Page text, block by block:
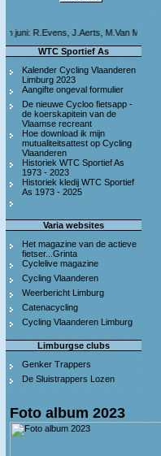
J.Aerts, M.Van Megen en
WTC Sportief As
Kalender Cycling Vlaanderen
Limburg 2023
Aangifte ongeval formulier
De nieuwe Cycloo fietsapp -
de koerskapitein van de
Vlaamse recreant
Hoe download ik mijn
mutualiteitsattest op Cycling
Vlaanderen
Historiek WTC Sportief As
1973 - 2023
Historiek kledij WTC Sportief
As 1973 - 2025
Varia websites
Het magazine van de actieve
fietser...Grinta
Cyclelive magazine
Cycling Vlaanderen
Weerbericht Limburg
Catenacycling
Cycling Vlaanderen Limburg
Limburgse clubs
Genker Trappers
De Sluistrappers Lozen
Foto album 2023